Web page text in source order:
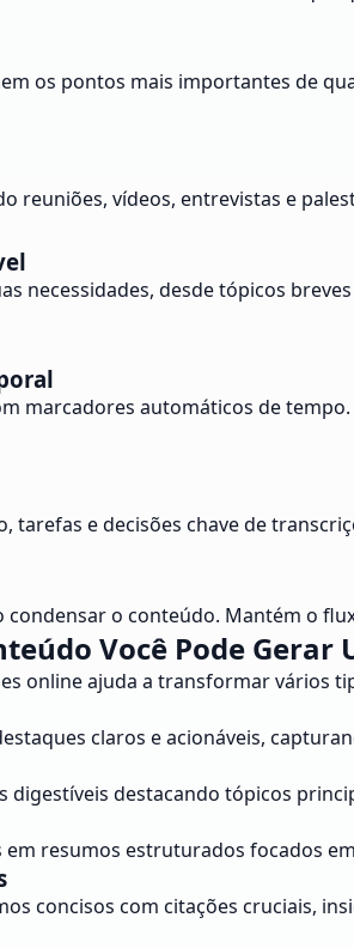
os pontos mais importantes de
reuniões, vídeos, entrevistas e
necessidades, desde tópicos
marcadores automáticos de
tarefas e decisões chave de
o conteúdo. Mantém o
Você Pode
online ajuda a transformar vários
claros e acionáveis,
destacando tópicos
resumos estruturados focados
concisos com citações cruciais,